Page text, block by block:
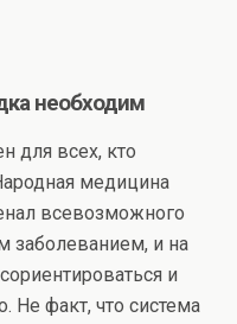
необходим
для всех, кто
медицина
всевозможного
заболеванием, и на
и
Не факт, что система